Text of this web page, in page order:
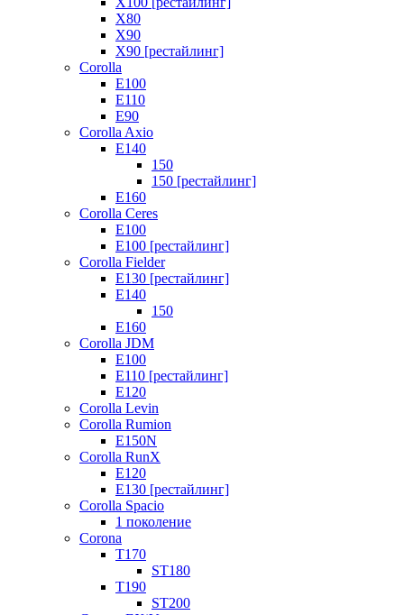
X80
X90
X90 [рестайлинг]
Corolla
E100
E110
E90
Corolla Axio
E140
150
150 [рестайлинг]
E160
Corolla Ceres
E100
E100 [рестайлинг]
Corolla Fielder
E130 [рестайлинг]
E140
150
E160
Corolla JDM
E100
E110 [рестайлинг]
E120
Corolla Levin
Corolla Rumion
E150N
Corolla RunX
E120
E130 [рестайлинг]
Corolla Spacio
1 поколение
Corona
T170
ST180
T190
ST200